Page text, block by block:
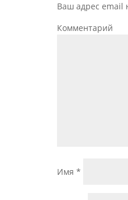
Ваш адрес email
Комментарий
Имя *